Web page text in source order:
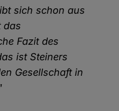
sich schon aus
das
Fazit des
ist Steiners
Gesellschaft in